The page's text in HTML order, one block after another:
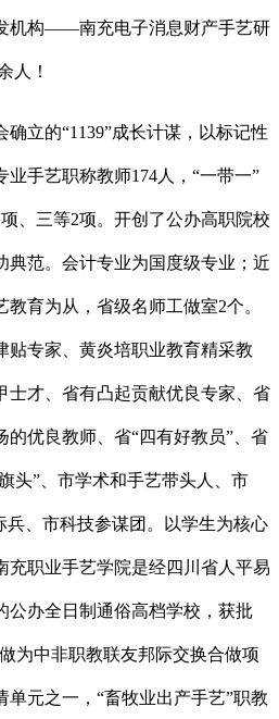
机构——南充电子消息财产手艺研
人！
立的“1139”成长计谋，以标记性
手艺职称教师174人，“一带一”
、三等2项。开创了公办高职院校
典范。会计专业为国度级专业；近
育为从，省级名师工做室2个。
贴专家、黄炎培职业教育精采教
士才、省有凸起贡献优良专家、省
的优良教师、省“四有好教员”、省
头”、市学术和手艺带头人、市
兵、市科技参谋团。以学生为核心
充职业手艺学院是经四川省人平易
公办全日制通俗高档学校，获批
为中非职教联友邦际交换合做项
单元之一，“畜牧业出产手艺”职教